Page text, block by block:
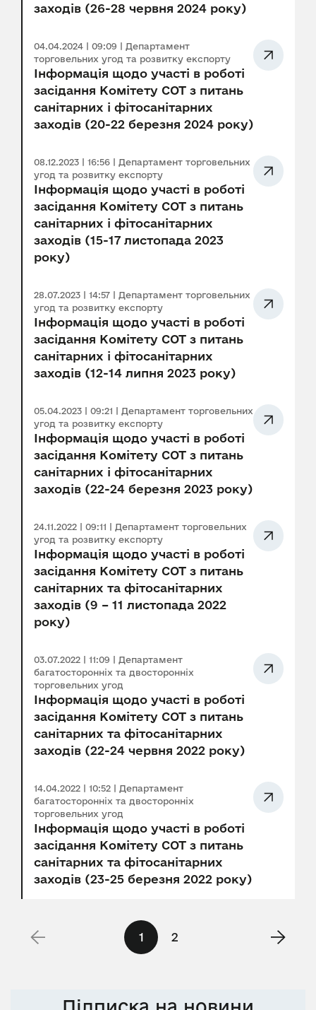
заходів (26-28 червня 2024 року)
04.04.2024 | 09:09 | Департамент
торговельних угод та розвитку експорту
Інформація щодо участі в роботі
засідання Комітету СОТ з питань
санітарних і фітосанітарних
заходів (20-22 березня 2024 року)
08.12.2023 | 16:56 | Департамент торговельних
угод та розвитку експорту
Інформація щодо участі в роботі
засідання Комітету СОТ з питань
санітарних і фітосанітарних
заходів (15-17 листопада 2023
року)
28.07.2023 | 14:57 | Департамент торговельних
угод та розвитку експорту
Інформація щодо участі в роботі
засідання Комітету СОТ з питань
санітарних і фітосанітарних
заходів (12-14 липня 2023 року)
05.04.2023 | 09:21 | Департамент торговельних
угод та розвитку експорту
Інформація щодо участі в роботі
засідання Комітету СОТ з питань
санітарних і фітосанітарних
заходів (22-24 березня 2023 року)
24.11.2022 | 09:11 | Департамент торговельних
угод та розвитку експорту
Інформація щодо участі в роботі
засідання Комітету СОТ з питань
санітарних та фітосанітарних
заходів (9 – 11 листопада 2022
року)
03.07.2022 | 11:09 | Департамент
багатосторонніх та двосторонніх
торговельних угод
Інформація щодо участі в роботі
засідання Комітету СОТ з питань
санітарних та фітосанітарних
заходів (22-24 червня 2022 року)
14.04.2022 | 10:52 | Департамент
багатосторонніх та двосторонніх
торговельних угод
Інформація щодо участі в роботі
засідання Комітету СОТ з питань
санітарних та фітосанітарних
заходів (23-25 березня 2022 року)
1 2